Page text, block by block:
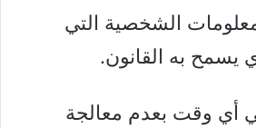
الشخصية التي
يسمح به القانون.
أي وقت بعدم معالجة